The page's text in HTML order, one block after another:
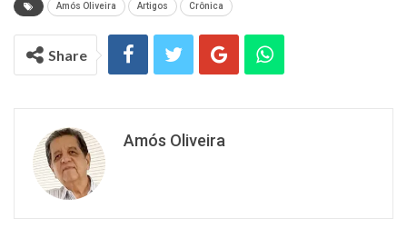
Amós Oliveira Artigos Crônica
Share
Amós Oliveira